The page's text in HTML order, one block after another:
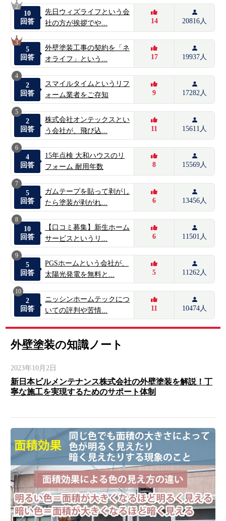
2
10
回答
先日ウィズライフという会
社の方が挨拶でや...
14 20816人
3
5
回答
外壁塗装工事の契約を「ネ
オライフ」という...
17 19937人
4
2
回答
スマイルタイムというリフ
ォーム業者をご存知
9 17282人
5
2
回答
株式会社オンテックスとい
う会社が、飛び込...
11 15611人
6
4
回答
15年点検 大和ハウスのリ
フォーム 耐用年数
8 15569人
7
5
回答
ガムテープを貼って剥がし
たら塗装が剥がれ...
6 13456人
8
10
回答
【口コミ募集】新生ホーム
サービスというリ...
6 11501人
9
5
回答
PGSホームという会社が、
太陽光発電を無料と...
5 11262人
10
2
回答
ニッシンホームテックにつ
いての評判や苦情...
11 10474人
外壁塗装の知識ノート
2023年10月2日
新日本ビルメンテナンス株式会社の外壁塗装を解説！丁
寧な施工を実現するためのサポート体制